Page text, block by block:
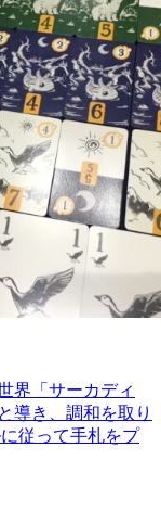
界「サーカディ
導き、調和を取り
従って手札をプ